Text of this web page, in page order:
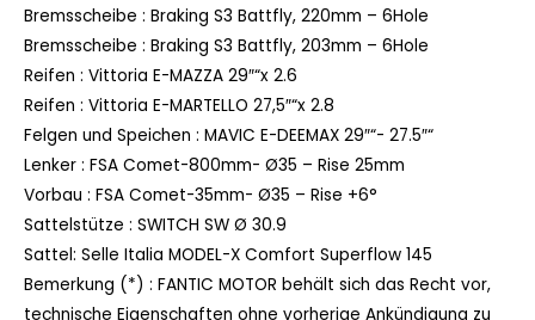
Bremsscheibe : Braking S3 Battfly, 220mm – 6Hole
Bremsscheibe : Braking S3 Battfly, 203mm – 6Hole
Reifen : Vittoria E-MAZZA 29″“x 2.6
Reifen : Vittoria E-MARTELLO 27,5″“x 2.8
Felgen und Speichen : MAVIC E-DEEMAX 29″“- 27.5″“
Lenker : FSA Comet-800mm- Ø35 – Rise 25mm
Vorbau : FSA Comet-35mm- Ø35 – Rise +6°
Sattelstütze : SWITCH SW Ø 30.9
Sattel: Selle Italia MODEL-X Comfort Superflow 145
Bemerkung (*) : FANTIC MOTOR behält sich das Recht vor,
technische Eigenschaften ohne vorherige Ankündigung zu